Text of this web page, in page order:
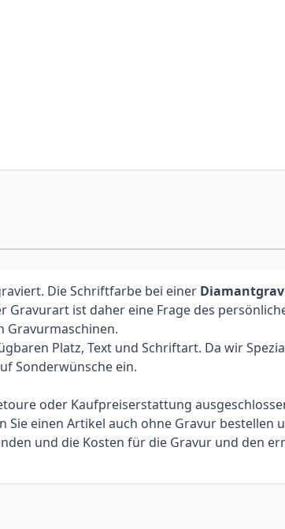
Die Schriftfarbe bei einer
ist daher eine Frage des
Gravurmaschinen.
Platz, Text und Schriftart. Da wir
Sonderwünsche ein.
oder Kaufpreiserstattung
einen Artikel auch ohne Gravur bestellen
und die Kosten für die Gravur und den